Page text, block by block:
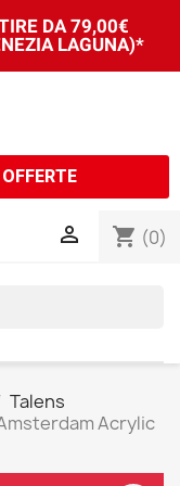
DA 79,00€
LAGUNA)*
shopping_cart (0)

Talens
Acrylic